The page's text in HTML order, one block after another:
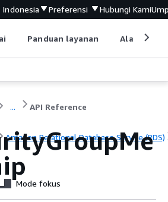
Indonesia Preferensi Hubungi Kami
Panduan layanan Alat
... API Reference
Amazon Relational Database Service (RDS)
Mode fokus